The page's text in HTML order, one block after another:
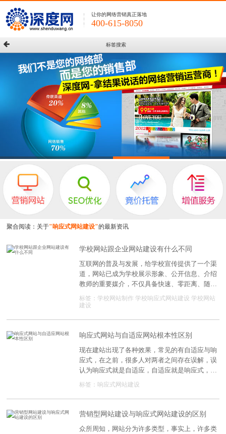
让你的网络营销真正落地
400-615-8050
标签搜索
聚合阅读：关于"响应式网站建设"的最新资讯
学校网站跟企业网站建设有什么不同
互联网的普及与发展，给学校宣传提供了一个渠
道，网站已成为学校展示形象、公开信息、介绍
教师的重要媒介，不仅具备快速、零距离、随时
宣传，而且还提供板报、会员制、讨论区等互动
功能，使网站充满活力，让人产生亲切感。但是
标签： 学校网站制作 学校响应式网站建设 学校网站
建设
响应式网站与自适应网站根本性区别
现在建站出现了各种效果，常见的有自适应与响
应式，在之前，很多人对两者之间存在误解，误
认为响应式就是自适应，自适应就是响应式，其
标签： 响应式网站建设
营销型网站建设与响应式网站建设的区别
众所周知，网站分为许多类型，事实上，许多类